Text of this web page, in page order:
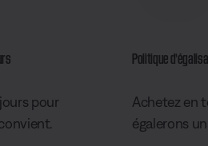
pour
Politique
Achetez en
égalerons